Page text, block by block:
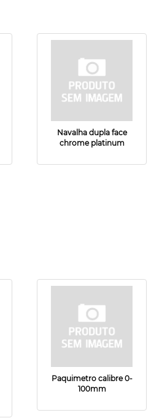
Navalha dupla face
chrome platinum
Paquimetro calibre 0-
100mm